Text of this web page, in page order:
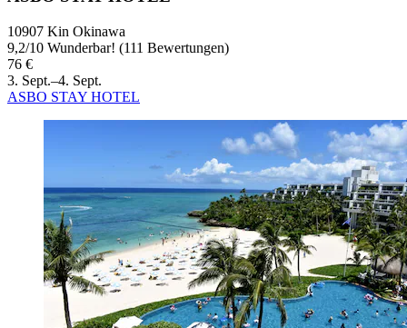
10907 Kin Okinawa
9,2/10 Wunderbar! (111 Bewertungen)
76 €
3. Sept.–4. Sept.
ASBO STAY HOTEL